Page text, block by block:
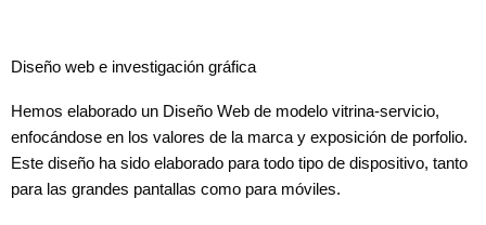
Diseño web e investigación gráfica
Hemos elaborado un Diseño Web de modelo vitrina-servicio,
enfocándose en los valores de la marca y exposición de porfolio.
Este diseño ha sido elaborado para todo tipo de dispositivo, tanto
para las grandes pantallas como para móviles.